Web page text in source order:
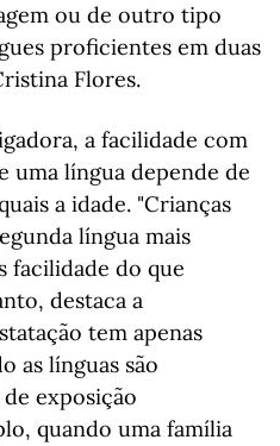
ou de outro tipo
proficientes em duas
Flores.
a facilidade com
uma língua depende de
a idade. "Crianças
língua mais
facilidade do que
destaca a
tem apenas
as línguas são
exposição
quando uma família